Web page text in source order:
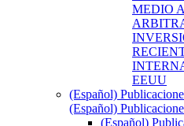
MEDIO
EEUU
(Español)
(Español)
(Español)